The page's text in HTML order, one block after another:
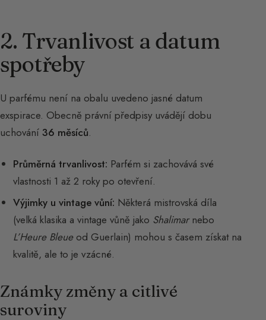
2. Trvanlivost a datum
spotřeby
U parfému není na obalu uvedeno jasné datum
exspirace. Obecně právní předpisy uvádějí dobu
uchování 36 měsíců.
Průměrná trvanlivost: Parfém si zachovává své
vlastnosti 1 až 2 roky po otevření.
Výjimky u vintage vůní: Některá mistrovská díla
(velká klasika a vintage vůně jako Shalimarnebo
L’Heure Bleueod Guerlain) mohou s časem získat na
kvalitě, ale to je vzácné.
Známky změny a citlivé
suroviny